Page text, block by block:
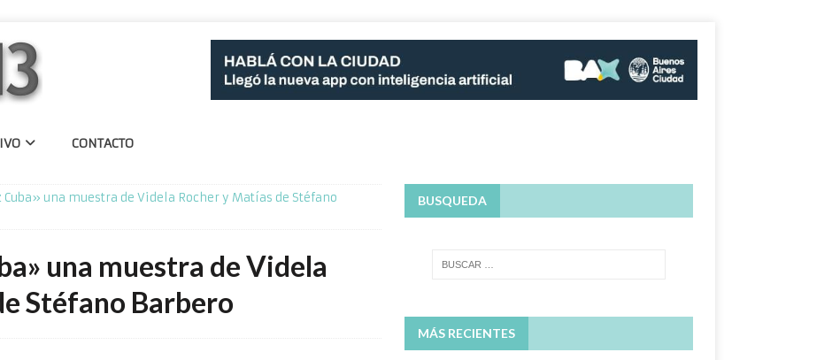
CONTACTO
Cuba» una muestra de Videla Rocher y Matías de Stéfano
una muestra de Videla
Stéfano Barbero
BUSQUEDA
MÁS RECIENTES